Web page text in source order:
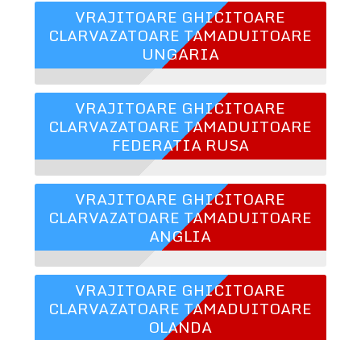
VRAJITOARE GHICITOARE
CLARVAZATOARE TAMADUITOARE
UNGARIA
VRAJITOARE GHICITOARE
CLARVAZATOARE TAMADUITOARE
FEDERATIA RUSA
VRAJITOARE GHICITOARE
CLARVAZATOARE TAMADUITOARE
ANGLIA
VRAJITOARE GHICITOARE
CLARVAZATOARE TAMADUITOARE
OLANDA